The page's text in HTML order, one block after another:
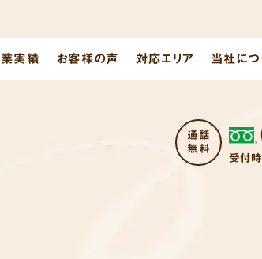
実績 お客様の声 対応エリア 当社につ
受付時
通話
無料